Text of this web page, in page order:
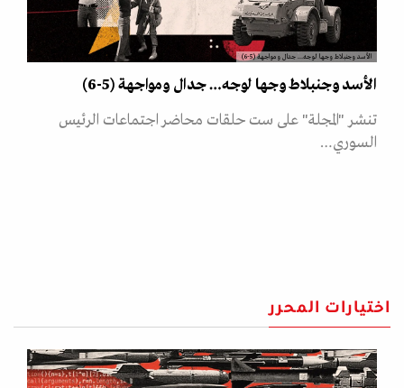
الأسد وجنبلاط وجها لوجه… جدال ومواجهة (5-6)
الأسد وجنبلاط وجها لوجه… جدال ومواجهة (5-6)
تنشر "المجلة" على ست حلقات محاضر اجتماعات الرئيس
السوري…
اختيارات المحرر